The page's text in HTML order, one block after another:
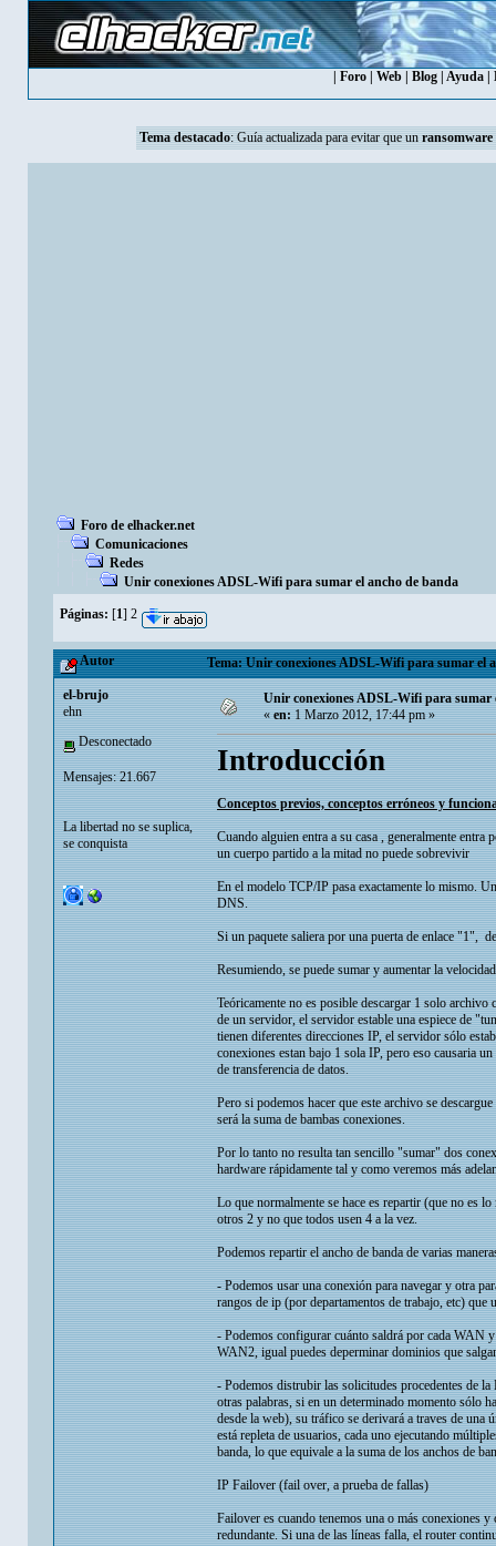
Foro Web Blog Ayuda
Tema destacado: Guía actualizada para evitar que un ransomware
Foro de elhacker.net
Comunicaciones
Redes
Unir conexiones ADSL-Wifi para sumar el ancho de banda
Páginas: [1] 2
Autor Tema: Unir conexiones ADSL-Wifi para sumar el
el-brujo
ehn
Desconectado
Mensajes: 21.667
La libertad no se suplica,
se conquista
Unir conexiones ADSL-Wifi para sumar
«en:1 Marzo 2012, 17:44 pm »
Introducción
Conceptos previos, conceptos erróneos y
Cuando alguien entra a su casa , generalmente
un cuerpo partido a la mitad no puede sobrevivir
En el modelo TCP/IP pasa exactamente lo mismo.
DNS.
Si un paquete saliera por una puerta de enlace "1",
Resumiendo, se puede sumar y aumentar la
Teóricamente no es posible descargar 1 solo
de un servidor, el servidor estable una espiece de
tienen diferentes direcciones IP, el servidor sólo
conexiones estan bajo 1 sola IP, pero eso causaria
de transferencia de datos.
Pero si podemos hacer que este archivo se
será la suma de bambas conexiones.
Por lo tanto no resulta tan sencillo "sumar" dos
hardware rápidamente tal y como veremos más
Lo que normalmente se hace es repartir (que no es
otros 2 y no que todos usen 4 a la vez.
Podemos repartir el ancho de banda de varias
- Podemos usar una conexión para navegar y otra
rangos de ip (por departamentos de trabajo, etc)
- Podemos configurar cuánto saldrá por cada WAN
WAN2, igual puedes deperminar dominios que
- Podemos distrubir las solicitudes procedentes de
otras palabras, si en un determinado momento sólo
desde la web), su tráfico se derivará a traves de
está repleta de usuarios, cada uno ejecutando
banda, lo que equivale a la suma de los anchos de
IP Failover (fail over, a prueba de fallas)
Failover es cuando tenemos una o más conexiones
redundante. Si una de las líneas falla, el router